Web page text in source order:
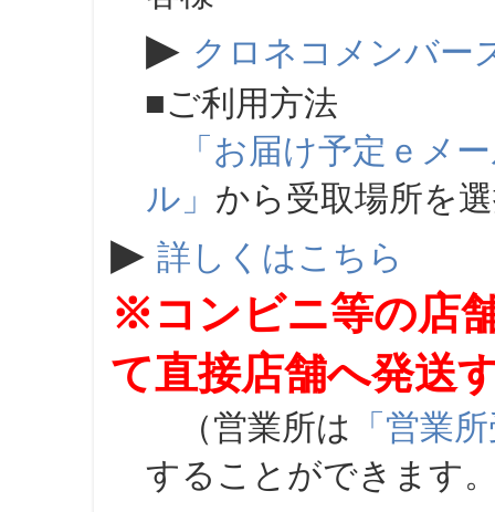
▶ クロネコメンバー
■ご利用方法
「お届け予定ｅメ
ル」 から受取場所を
▶ 詳しくはこちら
※コンビニ等の店
て直接店舗へ発送
（営業所は 「営業
することができます